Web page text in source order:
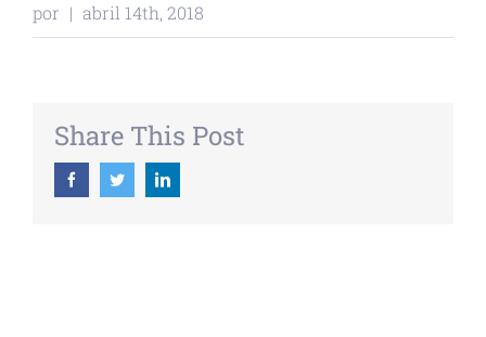
por | abril 14th, 2018
Share This Post
FacebookTwitterLinkedin